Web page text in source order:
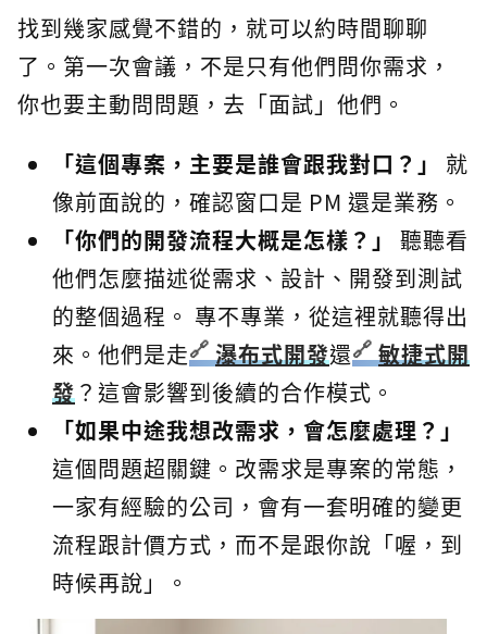
找到幾家感覺不錯的，就可以約時間聊聊
了。第一次會議，不是只有他們問你需求，
你也要主動問問題，去「面試」他們。
「這個專案，主要是誰會跟我對口？」
就
像前面說的，確認窗口是 PM 還是業務。
「你們的開發流程大概是怎樣？」
聽聽看
他們怎麼描述從需求、設計、開發到測試
的整個過程。 專不專業，從這裡就聽得出
來。他們是走
瀑布式開發還
敏捷式開
發？這會影響到後續的合作模式。
「如果中途我想改需求，會怎麼處理？」
這個問題超關鍵。改需求是專案的常態，
一家有經驗的公司，會有一套明確的變更
流程跟計價方式，而不是跟你說「喔，到
時候再說」。